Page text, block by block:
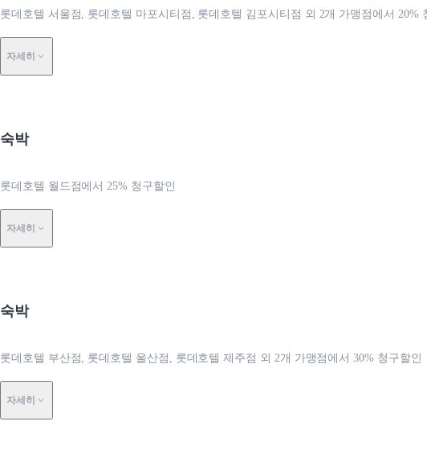
롯데호텔 서울점, 롯데호텔 마포시티점, 롯데호텔 김포시티점 외 2개 가맹점에서 20%
자세히
숙박
롯데호텔 월드점에서 25% 청구할인
자세히
숙박
롯데호텔 부산점, 롯데호텔 울산점, 롯데호텔 제주점 외 2개 가맹점에서 30% 청구할인
자세히